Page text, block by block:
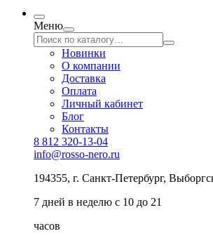
Меню
Новинки
О компании
Доставка
Оплата
Личный кабинет
Блог
Контакты
8 812 320-13-04
info@rosso-nero.ru
194355, г. Санкт-Петербург,
7 дней в неделю с 10 до 21
часов